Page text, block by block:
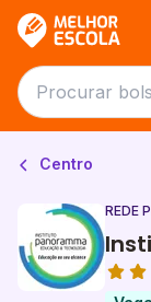
Centro
REDE